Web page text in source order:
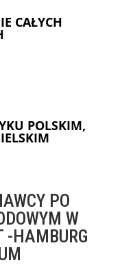
CAŁYCH
POLSKIM,
PO
W
-HAMBURG